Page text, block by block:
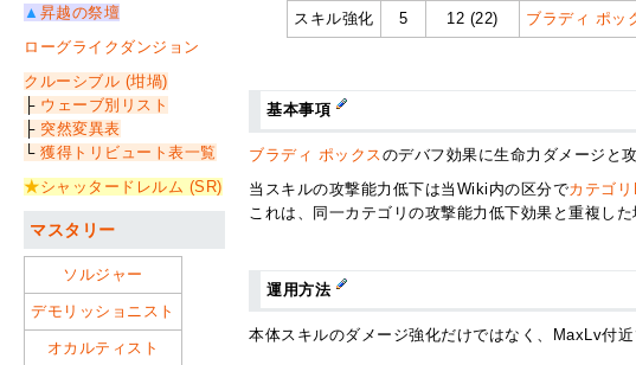
スキル強化 5 12 (22) ブラディ ポッ
基本事項
ブラディ ポックス のデバフ効果に生命力ダメージと
当スキルの攻撃能力低下は当Wiki内の区分でカテゴ
これは、同一カテゴリの攻撃能力低下効果と重複し
運用方法
本体スキルのダメージ強化だけではなく、MaxLv付
▲ 昇越の祭壇
ローグライクダンジョン
クルーシブル (坩堝)
├ ウェーブ別リスト
├ 突然変異表
└獲得トリビュート表一覧
★シャッタードレルム (SR)
マスタリー
ソルジャー
デモリッショニスト
オカルティスト